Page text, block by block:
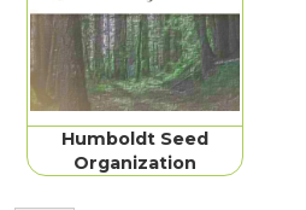
Humboldt Seed
Organization